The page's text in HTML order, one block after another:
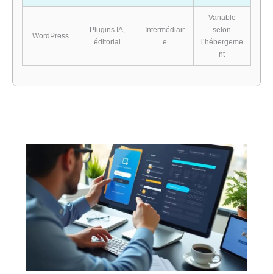
WordPress
Plugins IA,
éditorial
Intermédiair
e
Variable
selon
l’hébergeme
nt